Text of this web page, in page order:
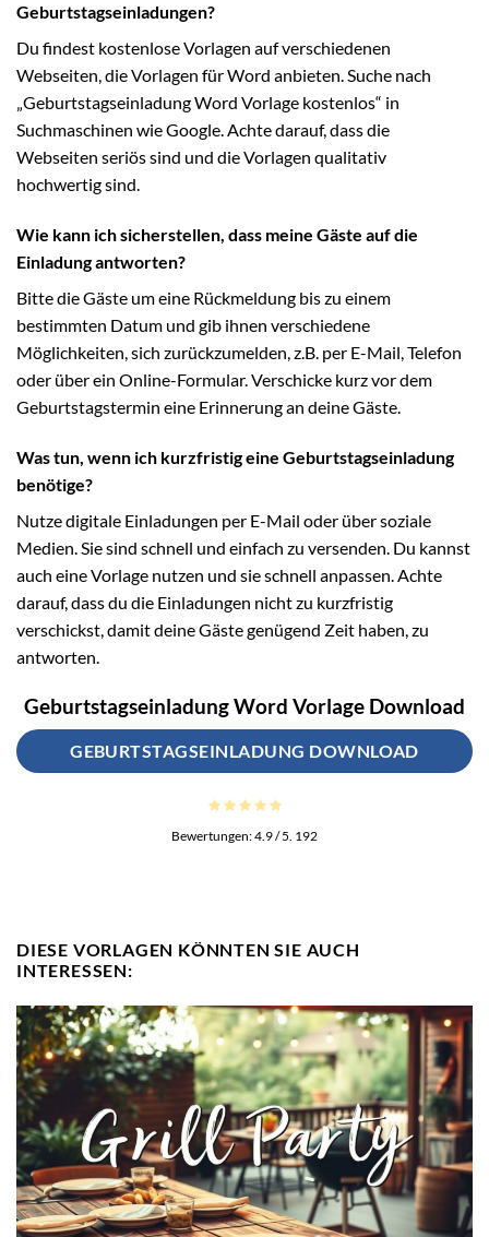
Geburtstagseinladungen?
Du findest kostenlose Vorlagen auf verschiedenen
Webseiten, die Vorlagen für Word anbieten. Suche nach
„Geburtstagseinladung Word Vorlage kostenlos“ in
Suchmaschinen wie Google. Achte darauf, dass die
Webseiten seriös sind und die Vorlagen qualitativ
hochwertig sind.
Wie kann ich sicherstellen, dass meine Gäste auf die
Einladung antworten?
Bitte die Gäste um eine Rückmeldung bis zu einem
bestimmten Datum und gib ihnen verschiedene
Möglichkeiten, sich zurückzumelden, z.B. per E-Mail, Telefon
oder über ein Online-Formular. Verschicke kurz vor dem
Geburtstagstermin eine Erinnerung an deine Gäste.
Was tun, wenn ich kurzfristig eine Geburtstagseinladung
benötige?
Nutze digitale Einladungen per E-Mail oder über soziale
Medien. Sie sind schnell und einfach zu versenden. Du kannst
auch eine Vorlage nutzen und sie schnell anpassen. Achte
darauf, dass du die Einladungen nicht zu kurzfristig
verschickst, damit deine Gäste genügend Zeit haben, zu
antworten.
Geburtstagseinladung Word Vorlage Download
GEBURTSTAGSEINLADUNG DOWNLOAD
Bewertungen:4.9/ 5. 192
DIESE VORLAGEN KÖNNTEN SIE AUCH
INTERESSEN: